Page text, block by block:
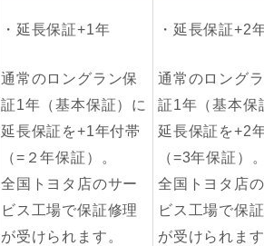
延長保証+1年 延長保証+2
通常のロングラン保
証1年（基本保証）に
延長保証を+1年付帯
（=２年保証）。
全国トヨタ店のサー
ビス工場で保証修理
が受けられます。
通常のロング
証1年（基本保
延長保証を+2
（=3年保証）
全国トヨタ店
ビス工場で保
が受けられま